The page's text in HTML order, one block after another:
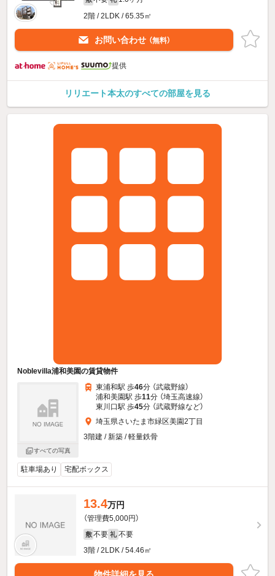
2階 / 2LDK / 65.35㎡
お問い合わせ （無料）
提供
リリエート本太のすべての部屋を見る
Noblevilla浦和美園の賃貸物件
すべての写真
東浦和駅 歩46分 （武蔵野線）
浦和美園駅 歩11分 （埼玉高速線）
東川口駅 歩45分 （武蔵野線など）
埼玉県さいたま市緑区美園2丁目
3階建 / 新築 / 軽量鉄骨
駐車場あり 宅配ボックス
13.4万円
（管理費5,000円）
敷 不要 礼 不要
3階 / 2LDK / 54.46㎡